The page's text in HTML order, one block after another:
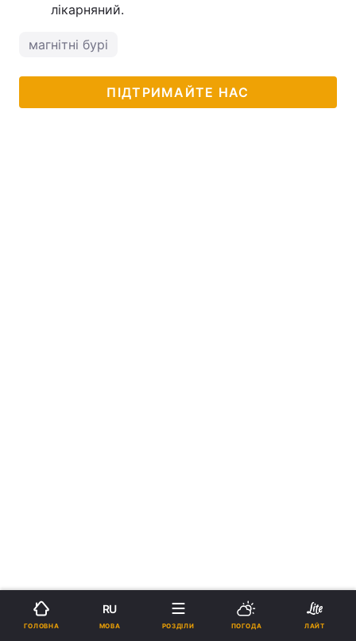
лікарняний.
магнітні бурі
ПІДТРИМАЙТЕ НАС
ГОЛОВНА
RU
МОВА РОЗДІЛИ ПОГОДА ЛАЙТ